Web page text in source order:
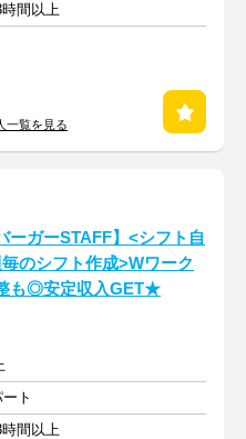
間以上
一覧を見る
ーガーSTAFF】<シフト自
のシフト作成>Wワーク
も◎安定収入GET★
ト
間以上